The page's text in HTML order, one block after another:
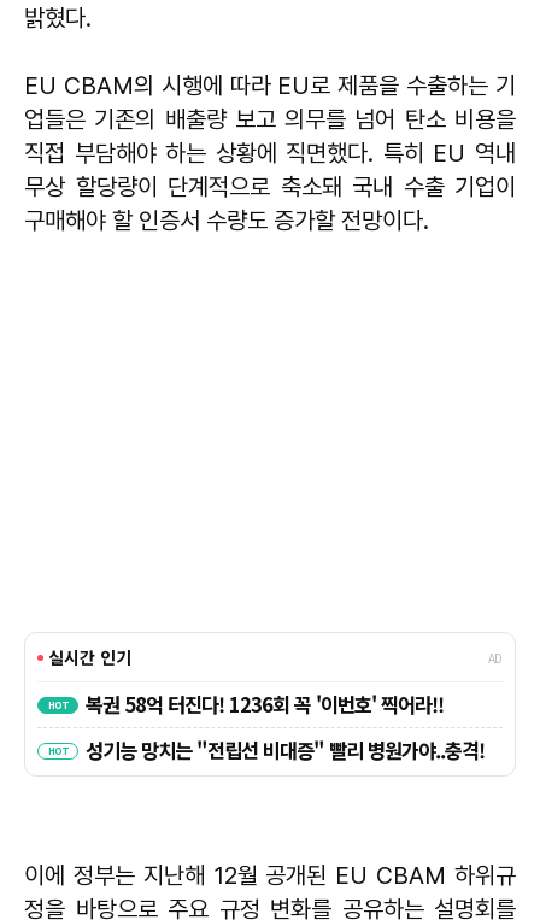
밝혔다.
EU CBAM의 시행에 따라 EU로 제품을 수출하는 기
업들은 기존의 배출량 보고 의무를 넘어 탄소 비용을
직접 부담해야 하는 상황에 직면했다. 특히 EU 역내
무상 할당량이 단계적으로 축소돼 국내 수출 기업이
구매해야 할 인증서 수량도 증가할 전망이다.
이에 정부는 지난해 12월 공개된 EU CBAM 하위규
정을 바탕으로 주요 규정 변화를 공유하는 설명회를